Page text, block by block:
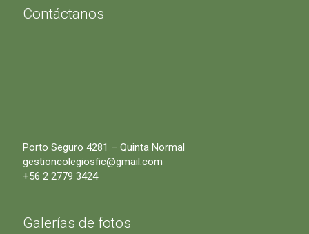
Contáctanos
Porto Seguro 4281 – Quinta Normal
gestioncolegiosfic@gmail.com
+56 2 2779 3424
Galerías de fotos